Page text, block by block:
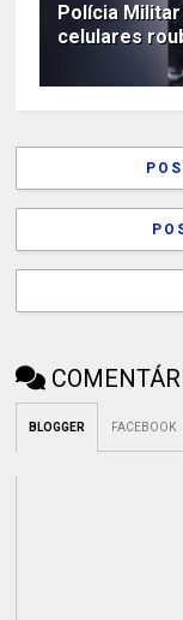
Polícia
celulares
BLOGGER FACEBOOK